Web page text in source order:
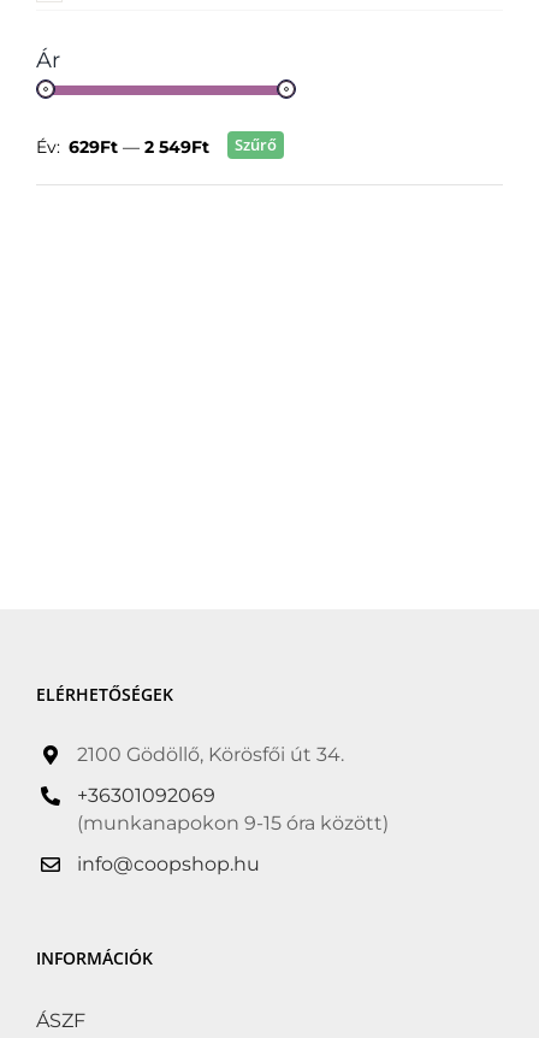
Ár
Szűrő
Év: 629Ft — 2 549Ft
ELÉRHETŐSÉGEK
2100 Gödöllő, Körösfői út 34.
+36301092069
(munkanapokon 9-15 óra között)
info@coopshop.hu
INFORMÁCIÓK
ÁSZF